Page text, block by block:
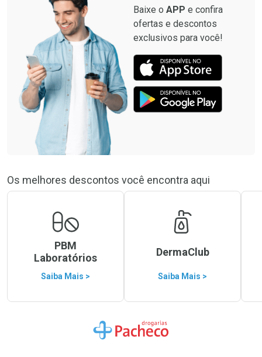
Baixe o APP e confira
ofertas e descontos
exclusivos para você!
Os melhores descontos você encontra aqui
PBM
Laboratórios
Saiba Mais >
DermaClub
Saiba Mais >
Ir para a Home